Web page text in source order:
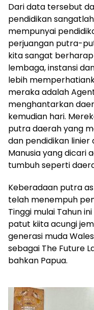
Dari data tersebut
pendidikan
mempunyai
perjuangan putra-
kita sangat
lembaga, instansi
lebih
meraka adalah
menghantarkan
kemudian hari.
putra daerah yang
dan pendidikan linier
Manusia yang dicari
tumbuh seperti
Keberadaan putra
telah menempuh
Tinggi mulai Tahun
patut kiita acungi
generasi muda
sebagai The Future
bahkan Papua.